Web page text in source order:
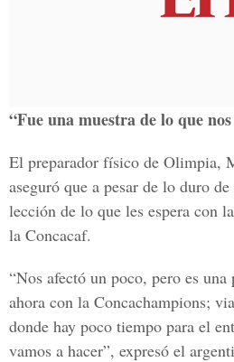
“Fue una muestra de lo que
El preparador físico de Olimpia,
aseguró que a pesar de lo duro
lección de lo que les espera con
la Concacaf.
“Nos afectó un poco, pero es
ahora con la Concachampions;
donde hay poco tiempo para el
vamos a hacer”, expresó el